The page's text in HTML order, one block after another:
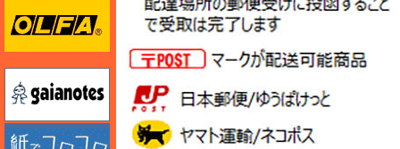
オルファ
紙でコロコロ